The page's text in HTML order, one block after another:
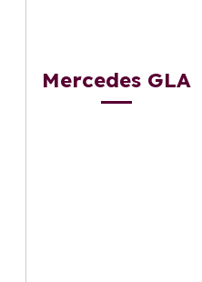
Mercedes GLA